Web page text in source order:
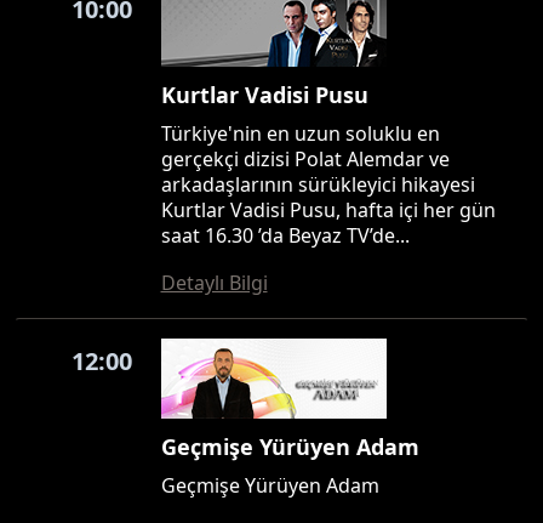
10:00
Kurtlar Vadisi Pusu
Türkiye'nin en uzun soluklu en
gerçekçi dizisi Polat Alemdar ve
arkadaşlarının sürükleyici hikayesi
Kurtlar Vadisi Pusu, hafta içi her gün
saat 16.30 ’da Beyaz TV’de...
Detaylı Bilgi
12:00
Geçmişe Yürüyen Adam
Geçmişe Yürüyen Adam